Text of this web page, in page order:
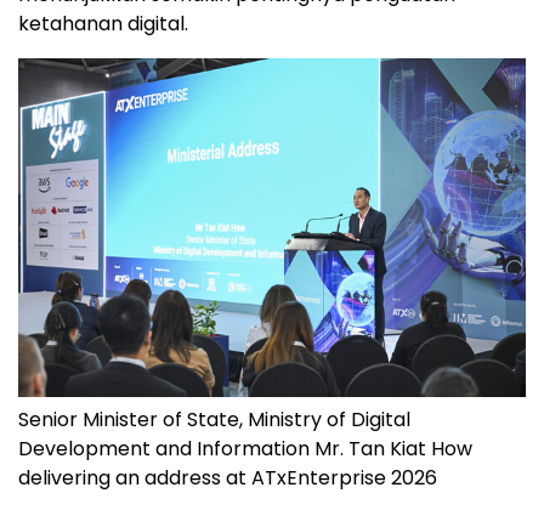
ketahanan digital.
Senior Minister of State, Ministry of Digital
Development and Information Mr. Tan Kiat How
delivering an address at ATxEnterprise 2026